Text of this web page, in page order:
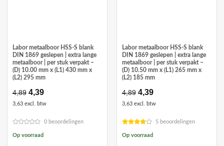
Labor metaalboor HSS-S blank
DIN 1869 geslepen | extra lange
metaalboor | per stuk verpakt –
(D) 10.00 mm x (L1) 430 mm x
(L2) 295 mm
4,89 Oorspronkelijke
prijs
was:
4,39Huidige
is:
3,63 excl. btw
0 beoordelingen
Op voorraad
Labor metaalboor HSS-S blank
DIN 1869 geslepen | extra lange
metaalboor | per stuk verpakt –
(D) 10.50 mm x (L1) 265 mm x
(L2) 185 mm
4,89 Oorspronkelijke
prijs
was:
4,39Huidige
is:
3,63 excl. btw
5 beoordelingen
Op voorraad